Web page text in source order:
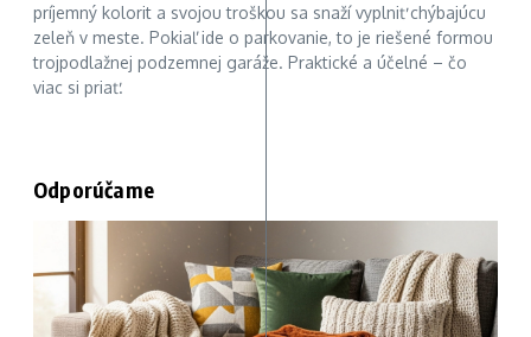
príjemný kolorit a svojou troškou sa snaží vyplniť chýbajúcu
zeleň v meste. Pokiaľ ide o parkovanie, to je riešené formou
trojpodlažnej podzemnej garáže. Praktické a účelné – čo
viac si priať.
Odporúčame